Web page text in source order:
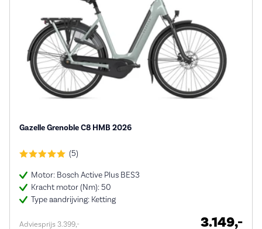
Gazelle Grenoble C8 HMB 2026
(5)
Motor: Bosch Active Plus BES3
Kracht motor (Nm): 50
Type aandrijving: Ketting
Adviesprijs 3.399,- 3.149,-